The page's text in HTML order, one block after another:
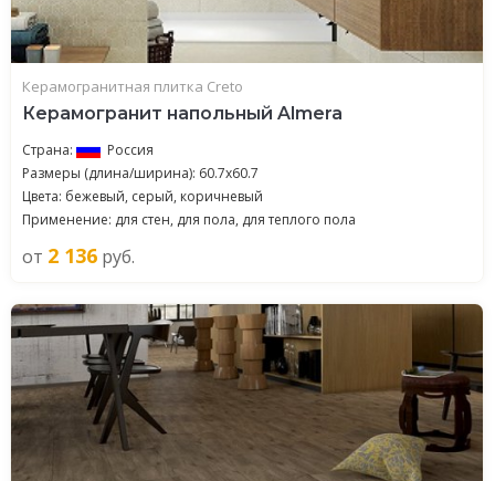
Керамогранитная плитка Creto
Керамогранит напольный Almera
Страна:
Россия
Размеры (длина/ширина): 60.7x60.7
Цвета: бежевый, серый, коричневый
Применение: для стен, для пола, для теплого пола
от 2 136 руб.